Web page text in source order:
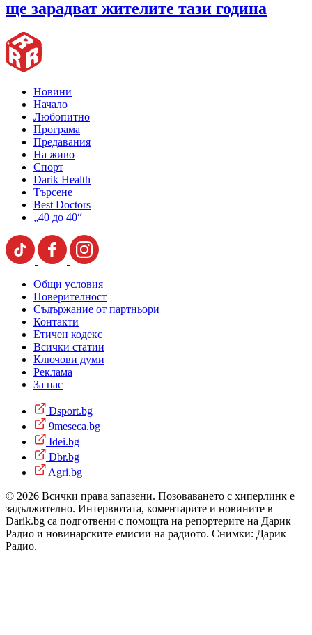
ще зарадват жителите тази година
Новини
Начало
Любопитно
Програма
Предавания
На живо
Спорт
Darik Health
Търсене
Best Doctors
„40 до 40“
Общи условия
Поверителност
Съдържание от партньори
Контакти
Етичен кодекс
Всички статии
Ключови думи
Реклама
За нас
Dsport.bg
9meseca.bg
Idei.bg
Dbr.bg
Agri.bg
© 2026 Всички права запазени. Позоваването с хиперлинк е
задължително. Интервютата, коментарите и новините в
Darik.bg са подготвени с помощта на репортерите на Дарик
Радио и новинарските емисии на радиото. Снимки: Дарик
Радио.